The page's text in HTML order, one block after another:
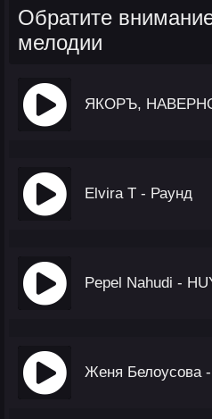
Обратите
мелодии
Elvira T - Раунд
Pepel Nahudi -
Женя Белоусова